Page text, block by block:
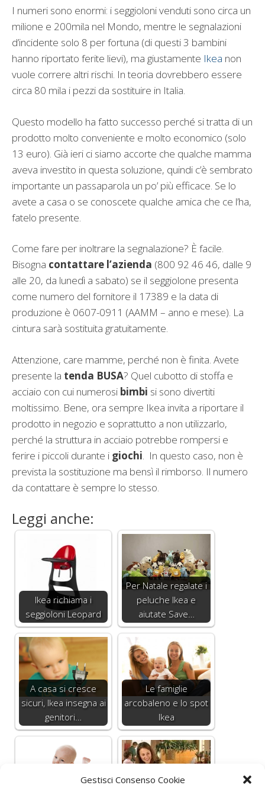
Gestisci Consenso Cookie
I numeri sono enormi: i seggioloni venduti sono circa un
milione e 200mila nel Mondo, mentre le segnalazioni
d’incidente solo 8 per fortuna (di questi 3 bambini
hanno riportato ferite lievi), ma giustamente Ikea non
vuole correre altri rischi. In teoria dovrebbero essere
circa 80 mila i pezzi da sostituire in Italia.
Questo modello ha fatto successo perché si tratta di un
prodotto molto conveniente e molto economico (solo
13 euro). Già ieri ci siamo accorte che qualche mamma
aveva investito in questa soluzione, quindi c’è sembrato
importante un passaparola un po’ più efficace. Se lo
avete a casa o se conoscete qualche amica che ce l’ha,
fatelo presente.
Come fare per inoltrare la segnalazione? È facile.
Bisogna contattare l’azienda (800 92 46 46, dalle 9
alle 20, da lunedì a sabato) se il seggiolone presenta
come numero del fornitore il 17389 e la data di
produzione è 0607-0911 (AAMM – anno e mese). La
cintura sarà sostituita gratuitamente.
Attenzione, care mamme, perché non è finita. Avete
presente la tenda BUSA? Quel cubotto di stoffa e
acciaio con cui numerosi bimbi si sono divertiti
moltissimo. Bene, ora sempre Ikea invita a riportare il
prodotto in negozio e soprattutto a non utilizzarlo,
perché la struttura in acciaio potrebbe rompersi e
ferire i piccoli durante i giochi . In questo caso, non è
prevista la sostituzione ma bensì il rimborso. Il numero
da contattare è sempre lo stesso.
Leggi anche:
Ikea richiama i
seggioloni Leopard
Per Natale regalate i
peluche Ikea e
aiutate Save…
A casa si cresce
sicuri, Ikea insegna ai
genitori…
Le famiglie
arcobaleno e lo spot
Ikea